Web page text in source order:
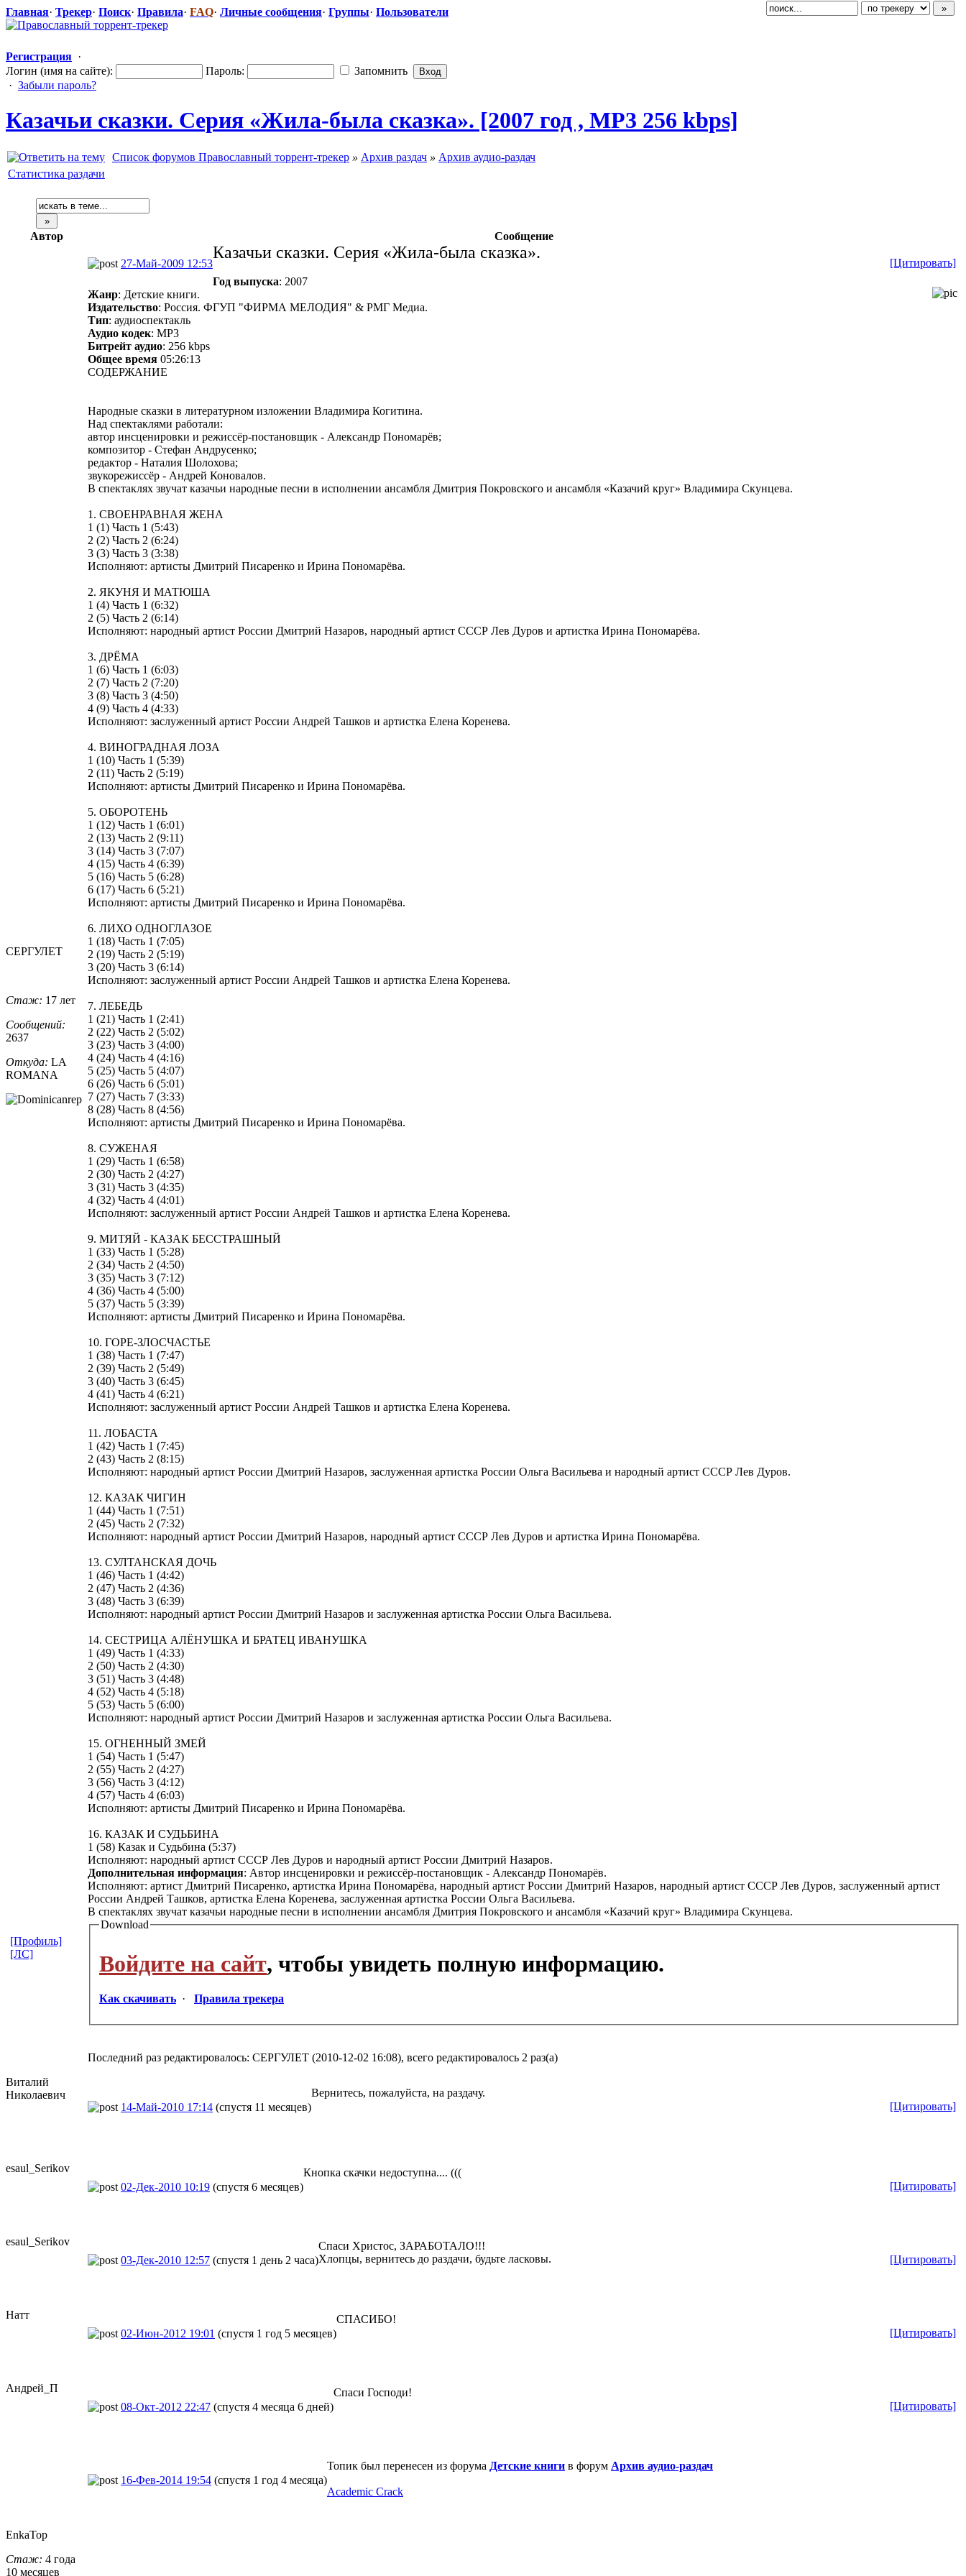
Главная· Трекер· Поиск· Правила· FAQ· Личные сообщения· Группы· Пользователи
Регистрация ·
Логин (имя на сайте):
Пароль:
Запомнить
· Забыли пароль?
Казачьи сказки. Серия «Жила-была сказка». [2007 год , MP3 256 kbps]
Список форумов Православный торрент-трекер » Архив раздач » Архив аудио-раздач
Статистика раздачи
Автор Сообщение
СЕРГУЛЕТ
Стаж: 17 лет
Сообщений:
2637
Откуда: LA
ROMANA
27-Май-2009 12:53 [Цитировать]
Казачьи сказки. Серия «Жила-была сказка».
Год выпуска: 2007
Жанр: Детские книги.
Издательство: Россия. ФГУП "ФИРМА МЕЛОДИЯ" & РМГ Медиа.
Тип: аудиоспектакль
Аудио кодек: MP3
Битрейт аудио: 256 kbps
Общее время 05:26:13
СОДЕРЖАНИЕ
Народные сказки в литературном изложении Владимира Когитина.
Над спектаклями работали:
автор инсценировки и режиссёр-постановщик - Александр Пономарёв;
композитор - Стефан Андрусенко;
редактор - Наталия Шолохова;
звукорежиссёр - Андрей Коновалов.
В спектаклях звучат казачьи народные песни в исполнении ансамбля Дмитрия Покровского и ансамбля «Казачий круг» Владимира Скунцева.
1. СВОЕНРАВНАЯ ЖЕНА
1 (1) Часть 1 (5:43)
2 (2) Часть 2 (6:24)
3 (3) Часть 3 (3:38)
Исполняют: артисты Дмитрий Писаренко и Ирина Пономарёва.
2. ЯКУНЯ И МАТЮША
1 (4) Часть 1 (6:32)
2 (5) Часть 2 (6:14)
Исполняют: народный артист России Дмитрий Назаров, народный артист СССР Лев Дуров и артистка Ирина Пономарёва.
3. ДРЁМА
1 (6) Часть 1 (6:03)
2 (7) Часть 2 (7:20)
3 (8) Часть 3 (4:50)
4 (9) Часть 4 (4:33)
Исполняют: заслуженный артист России Андрей Ташков и артистка Елена Коренева.
4. ВИНОГРАДНАЯ ЛОЗА
1 (10) Часть 1 (5:39)
2 (11) Часть 2 (5:19)
Исполняют: артисты Дмитрий Писаренко и Ирина Пономарёва.
5. ОБОРОТЕНЬ
1 (12) Часть 1 (6:01)
2 (13) Часть 2 (9:11)
3 (14) Часть 3 (7:07)
4 (15) Часть 4 (6:39)
5 (16) Часть 5 (6:28)
6 (17) Часть 6 (5:21)
Исполняют: артисты Дмитрий Писаренко и Ирина Пономарёва.
6. ЛИХО ОДНОГЛАЗОЕ
1 (18) Часть 1 (7:05)
2 (19) Часть 2 (5:19)
3 (20) Часть 3 (6:14)
Исполняют: заслуженный артист России Андрей Ташков и артистка Елена Коренева.
7. ЛЕБЕДЬ
1 (21) Часть 1 (2:41)
2 (22) Часть 2 (5:02)
3 (23) Часть 3 (4:00)
4 (24) Часть 4 (4:16)
5 (25) Часть 5 (4:07)
6 (26) Часть 6 (5:01)
7 (27) Часть 7 (3:33)
8 (28) Часть 8 (4:56)
Исполняют: артисты Дмитрий Писаренко и Ирина Пономарёва.
8. СУЖЕНАЯ
1 (29) Часть 1 (6:58)
2 (30) Часть 2 (4:27)
3 (31) Часть 3 (4:35)
4 (32) Часть 4 (4:01)
Исполняют: заслуженный артист России Андрей Ташков и артистка Елена Коренева.
9. МИТЯЙ - КАЗАК БЕССТРАШНЫЙ
1 (33) Часть 1 (5:28)
2 (34) Часть 2 (4:50)
3 (35) Часть 3 (7:12)
4 (36) Часть 4 (5:00)
5 (37) Часть 5 (3:39)
Исполняют: артисты Дмитрий Писаренко и Ирина Пономарёва.
10. ГОРЕ-ЗЛОСЧАСТЬЕ
1 (38) Часть 1 (7:47)
2 (39) Часть 2 (5:49)
3 (40) Часть 3 (6:45)
4 (41) Часть 4 (6:21)
Исполняют: заслуженный артист России Андрей Ташков и артистка Елена Коренева.
11. ЛОБАСТА
1 (42) Часть 1 (7:45)
2 (43) Часть 2 (8:15)
Исполняют: народный артист России Дмитрий Назаров, заслуженная артистка России Ольга Васильева и народный артист СССР Лев Дуров.
12. КАЗАК ЧИГИН
1 (44) Часть 1 (7:51)
2 (45) Часть 2 (7:32)
Исполняют: народный артист России Дмитрий Назаров, народный артист СССР Лев Дуров и артистка Ирина Пономарёва.
13. СУЛТАНСКАЯ ДОЧЬ
1 (46) Часть 1 (4:42)
2 (47) Часть 2 (4:36)
3 (48) Часть 3 (6:39)
Исполняют: народный артист России Дмитрий Назаров и заслуженная артистка России Ольга Васильева.
14. СЕСТРИЦА АЛЁНУШКА И БРАТЕЦ ИВАНУШКА
1 (49) Часть 1 (4:33)
2 (50) Часть 2 (4:30)
3 (51) Часть 3 (4:48)
4 (52) Часть 4 (5:18)
5 (53) Часть 5 (6:00)
Исполняют: народный артист России Дмитрий Назаров и заслуженная артистка России Ольга Васильева.
15. ОГНЕННЫЙ ЗМЕЙ
1 (54) Часть 1 (5:47)
2 (55) Часть 2 (4:27)
3 (56) Часть 3 (4:12)
4 (57) Часть 4 (6:03)
Исполняют: артисты Дмитрий Писаренко и Ирина Пономарёва.
16. КАЗАК И СУДЬБИНА
1 (58) Казак и Судьбина (5:37)
Исполняют: народный артист СССР Лев Дуров и народный артист России Дмитрий Назаров.
Дополнительная информация: Автор инсценировки и режиссёр-постановщик - Александр Пономарёв.
Исполняют: артист Дмитрий Писаренко, артистка Ирина Пономарёва, народный артист России Дмитрий Назаров, народный артист СССР Лев Дуров, заслуженный артист
России Андрей Ташков, артистка Елена Коренева, заслуженная артистка России Ольга Васильева.
В спектаклях звучат казачьи народные песни в исполнении ансамбля Дмитрия Покровского и ансамбля «Казачий круг» Владимира Скунцева.
Download
Войдите на сайт, чтобы увидеть полную информацию.
Как скачивать · Правила трекера
Последний раз редактировалось: СЕРГУЛЕТ (2010-12-02 16:08), всего редактировалось 2 раз(а)
[Профиль]
[ЛС]
Виталий
Николаевич
14-Май-2010 17:14 (спустя 11 месяцев) [Цитировать]
Вернитесь, пожалуйста, на раздачу.
esaul_Seriko​v
02-Дек-2010 10:19 (спустя 6 месяцев) [Цитировать]
Кнопка скачки недоступна.... (((
esaul_Seriko​v
03-Дек-2010 12:57 (спустя 1 день 2 часа) [Цитировать]
Спаси Христос, ЗАРАБОТАЛО!!!
Хлопцы, вернитесь до раздачи, будьте ласковы.
Натт
02-Июн-2012 19:01 (спустя 1 год 5 месяцев) [Цитировать]
СПАСИБО!
Андрей_П
08-Окт-2012 22:47 (спустя 4 месяца 6 дней) [Цитировать]
Спаси Господи!
16-Фев-2014 19:54 (спустя 1 год 4 месяца)
Топик был перенесен из форума Детские книги в форум Архив аудио-раздач
Academic Crack
EnkaTop
Стаж: 4 года
10 месяцев